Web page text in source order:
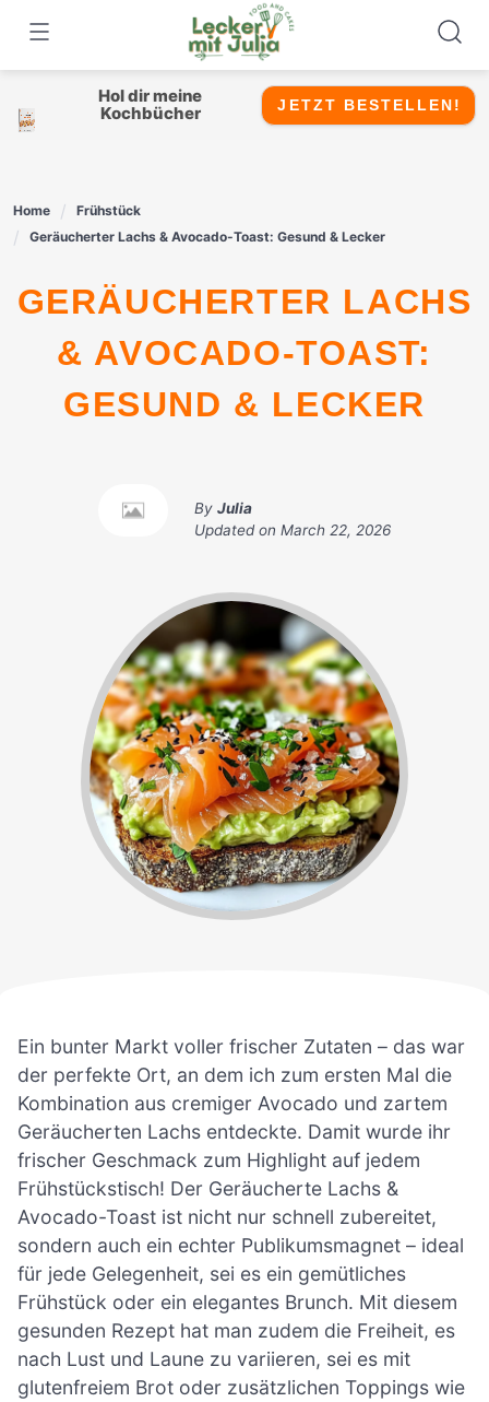
content
Hol dir meine
Kochbücher
JETZT BESTELLEN!
Home
Frühstück
Geräucherter Lachs & Avocado-Toast: Gesund & Lecker
GERÄUCHERTER LACHS
& AVOCADO-TOAST:
GESUND & LECKER
By Julia
Updated on March 22, 2026
Ein bunter Markt voller frischer Zutaten – das war
der perfekte Ort, an dem ich zum ersten Mal die
Kombination aus cremiger Avocado und zartem
Geräucherten Lachs entdeckte. Damit wurde ihr
frischer Geschmack zum Highlight auf jedem
Frühstückstisch! Der Geräucherte Lachs &
Avocado-Toast ist nicht nur schnell zubereitet,
sondern auch ein echter Publikumsmagnet – ideal
für jede Gelegenheit, sei es ein gemütliches
Frühstück oder ein elegantes Brunch. Mit diesem
gesunden Rezept hat man zudem die Freiheit, es
nach Lust und Laune zu variieren, sei es mit
glutenfreiem Brot oder zusätzlichen Toppings wie